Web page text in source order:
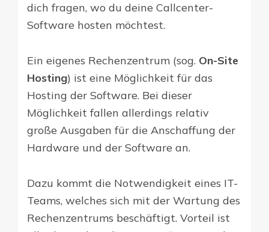
dich fragen, wo du deine Callcenter-
Software hosten möchtest.
Ein eigenes Rechenzentrum (sog. On-Site
Hosting) ist eine Möglichkeit für das
Hosting der Software. Bei dieser
Möglichkeit fallen allerdings relativ
große Ausgaben für die Anschaffung der
Hardware und der Software an.
Dazu kommt die Notwendigkeit eines IT-
Teams, welches sich mit der Wartung des
Rechenzentrums beschäftigt. Vorteil ist